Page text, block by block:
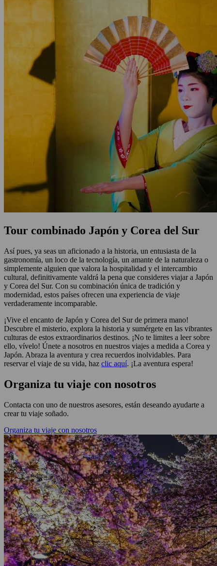
Tour combinado Japón y Corea del Sur
Así pues, ya seas un aficionado a la historia, un entusiasta de la
gastronomía, un loco de la tecnología, un amante de la naturaleza o
simplemente alguien que valora la hospitalidad y el intercambio
cultural, definitivamente valdrá la pena que consideres viajar a Japón
y Corea del Sur. Con su combinación única de tradición y
modernidad, estos países ofrecen una experiencia de viaje
verdaderamente incomparable.
¡Vive el encanto de Japón y Corea del Sur de primera mano!
Descubre el misterio, explora la historia y sumérgete en las vibrantes
culturas de estos extraordinarios destinos. ¡No te limites a leer sobre
ello, vívelo! Únete a nosotros en nuestros viajes a medida a Corea y
Japón. Abraza la aventura y crea recuerdos inolvidables. Para
reservar el viaje de su vida, haz clic aquí. ¡La aventura espera!
Organiza tu viaje con nosotros
Contacta con uno de nuestros asesores, están deseando ayudarte a
crear tu viaje soñado.
Organiza tu viaje con nosotros